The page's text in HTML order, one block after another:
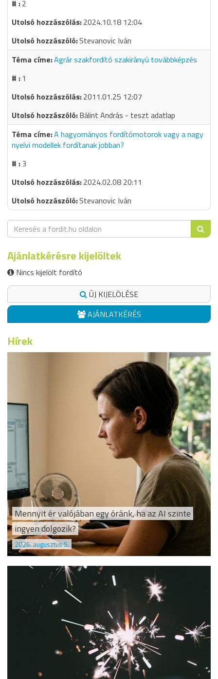
2
2024.10.18 12:04
Stevanovic Iván
Agrár szakfordító szakirányú továbbképzés
1
2011.01.25 12:07
Bálint András - teszt adatlap
A hagyományos fordítómotorok vagy a nagy
nyelvi modellek fordítanak jobban?
3
2024.02.08 20:11
Stevanovic Iván
Ajánlatkérésre kijelöltek
Nincs kijelölt fordító
ÚJ KIJELÖLÉSE
AJÁNLATKÉRÉS
Hírek
Mennyit ér valójában egy óránk, ha az AI szinte
ingyen dolgozik?
2026. augusztus 5.